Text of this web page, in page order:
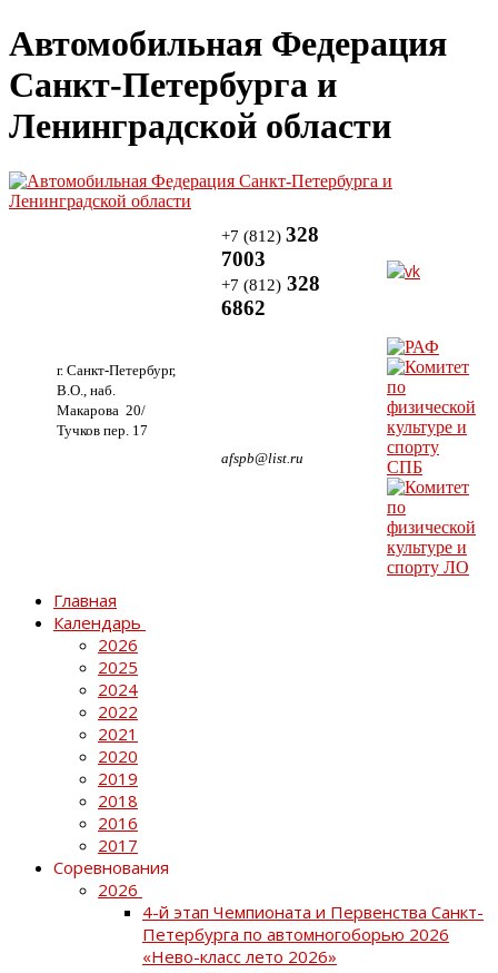
Автомобильная Федерация
Санкт-Петербурга и
Ленинградской области
г. Санкт-Петербург,
В.О., наб.
Макарова 20/
Тучков пер. 17
+7 (812) 328
7003
+7 (812) 328
6862
afspb@list.ru
Главная
Календарь
2026
2025
2024
2022
2021
2020
2019
2018
2016
2017
Соревнования
2026
4-й этап Чемпионата и Первенства Санкт-
Петербурга по автомногоборью 2026
«Нево-класс лето 2026»